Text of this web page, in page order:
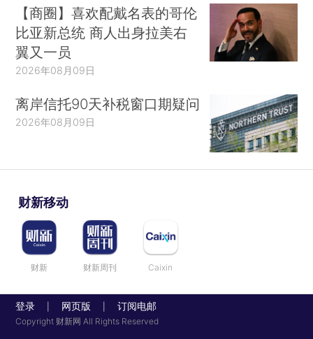
【商圈】喜欢配戴名表的哥伦
比亚新总统 商人出身拉美右
翼又一员
2026年08月09日
离岸信托90天补税窗口期疑问
2026年08月09日
财新移动
财新 财新周刊 Caixin
登录 网页版 订阅电邮
Copyright 财新网 All Rights Reserved